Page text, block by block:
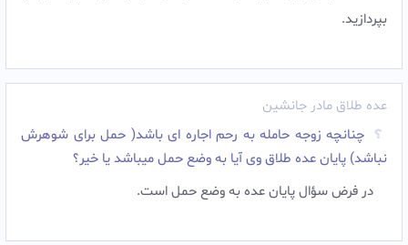
بپردازید.
عده طلاق مادر جانشین
چنانچه زوجه حامله به رحم اجاره ای باشد( حمل برای شوهرش
نباشد) پایان عده طلاق وی آیا به وضع حمل میباشد یا خیر؟
در فرض سؤال پایان عده به وضع حمل است.